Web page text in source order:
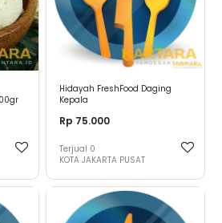
Hidayah FreshFood Daging
Kepala
Rp 75.000
Terjual 0
KOTA JAKARTA PUSAT